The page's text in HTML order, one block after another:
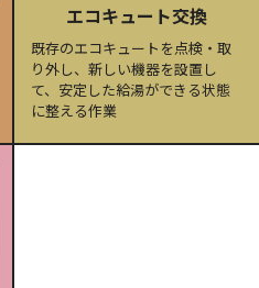
エコキュート交換
既存のエコキュートを点検・取
り外し、新しい機器を設置し
て、安定した給湯ができる状態
に整える作業